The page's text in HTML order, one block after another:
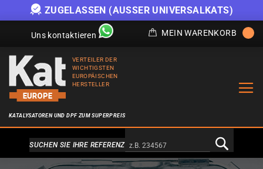
ZUGELASSEN (AUSSER UNIVERSALKATS)
Uns kontaktieren MEIN WARENKORB
VERTEILER DER
WICHTIGSTEN
EUROPÄISCHEN
HERSTELLER
KATALYSATOREN UND DPF ZUM SUPERPREIS
Alternativa a Doofinder
SUCHEN SIE IHRE REFERENZ